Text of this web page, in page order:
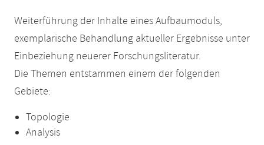
Weiterführung der Inhalte eines Aufbaumoduls,
exemplarische Behandlung aktueller Ergebnisse unter
Einbeziehung neuerer Forschungsliteratur.
Die Themen entstammen einem der folgenden
Gebiete:
Topologie
Analysis